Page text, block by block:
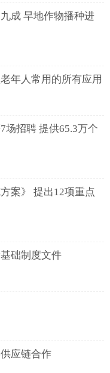
成 旱地作物播种进
年人常用的所有应用
场招聘 提供65.3万个
案》 提出12项重点
础制度文件
应链合作